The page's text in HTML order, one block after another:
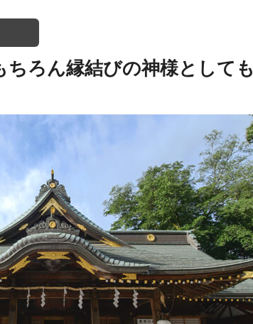
ちろん縁結びの神様として